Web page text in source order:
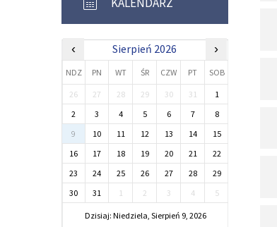
‹ Sierpień 2026 ›
NDZ PN WT ŚR CZW PT SOB
26 27 28 29 30 31
1
2
3 4 5 6 7
8
9
10 11 12 13 14
15
16
17 18 19 20 21
22
23
24 25 26 27 28
29
30
31 1 2 3 4 5
Dzisiaj: Niedziela, Sierpień 9, 2026